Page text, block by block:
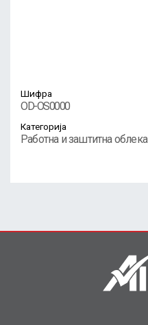
Шифра
OD-OS0000
Категорија
Работна и заштитна облека